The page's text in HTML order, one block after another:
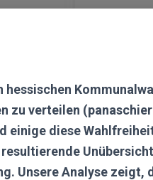
hessischen
zu verteilen
einige diese
Unsere Analyse zeigt,